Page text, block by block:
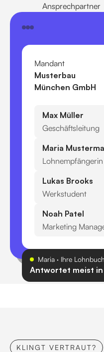
Ansprechpartner
Mandant
Musterbau
München GmbH
Max Müller
Geschäftsleitung
Maria
Lohnempfängerin
Lukas Brooks
Werkstudent
Noah Patel
Marketing
Maria · Ihre
Antwortet meist in
KLINGT VERTRAUT?